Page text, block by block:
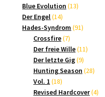
Produkte
Blue Evolution 1313
Der Engel 1414
Produkte
Hades-Syndrom 9191
Crossfire 77
Produkte
Der freie Wille 1111
Der letzte Gig 99
Produkte
Hunting Season 2828
Vol. 1 1818
Produkte
Revised Hardcover 44